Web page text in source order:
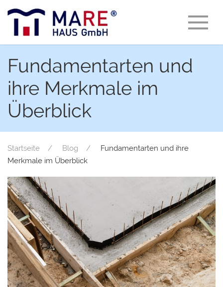
Fundamentarten und
ihre Merkmale im
Überblick
Startseite Blog
Fundamentarten und ihre
Merkmale im Überblick